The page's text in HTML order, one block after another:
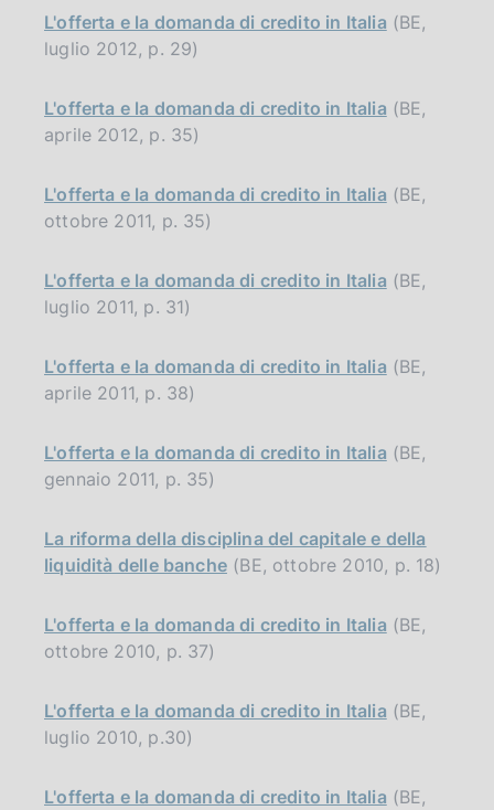
L'offerta e la domanda di credito in Italia (BE,
luglio 2012, p. 29)
L'offerta e la domanda di credito in Italia (BE,
aprile 2012, p. 35)
L'offerta e la domanda di credito in Italia (BE,
ottobre 2011, p. 35)
L'offerta e la domanda di credito in Italia (BE,
luglio 2011, p. 31)
L'offerta e la domanda di credito in Italia (BE,
aprile 2011, p. 38)
L'offerta e la domanda di credito in Italia (BE,
gennaio 2011, p. 35)
La riforma della disciplina del capitale e della
liquidità delle banche(BE, ottobre 2010, p. 18)
L'offerta e la domanda di credito in Italia (BE,
ottobre 2010, p. 37)
L'offerta e la domanda di credito in Italia (BE,
luglio 2010, p.30)
L'offerta e la domanda di credito in Italia (BE,